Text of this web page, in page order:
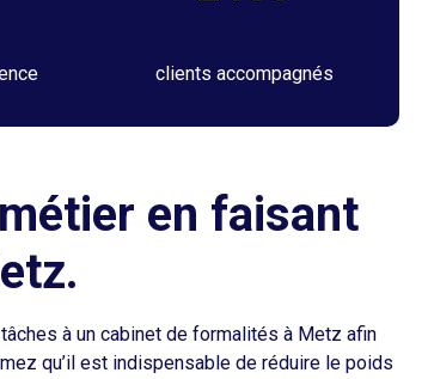
clients accompagnés
en faisant
à un cabinet de formalités à Metz afin
qu’il est indispensable de réduire le poids